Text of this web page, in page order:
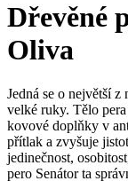
Dřevěné
Oliva
Jedná se o největší z
velké ruky. Tělo
kovové doplňky v
přítlak a zvyšuje
jedinečnost,
pero Senátor ta